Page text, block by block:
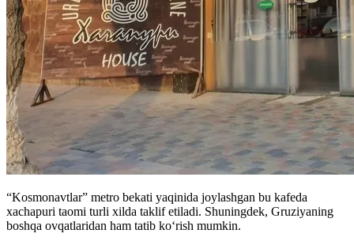
“Kosmonavtlar” metro bekati yaqinida joylashgan bu kafeda
xachapuri taomi turli xilda taklif etiladi. Shuningdek, Gruziyaning
boshqa ovqatlaridan ham tatib koʻrish mumkin.